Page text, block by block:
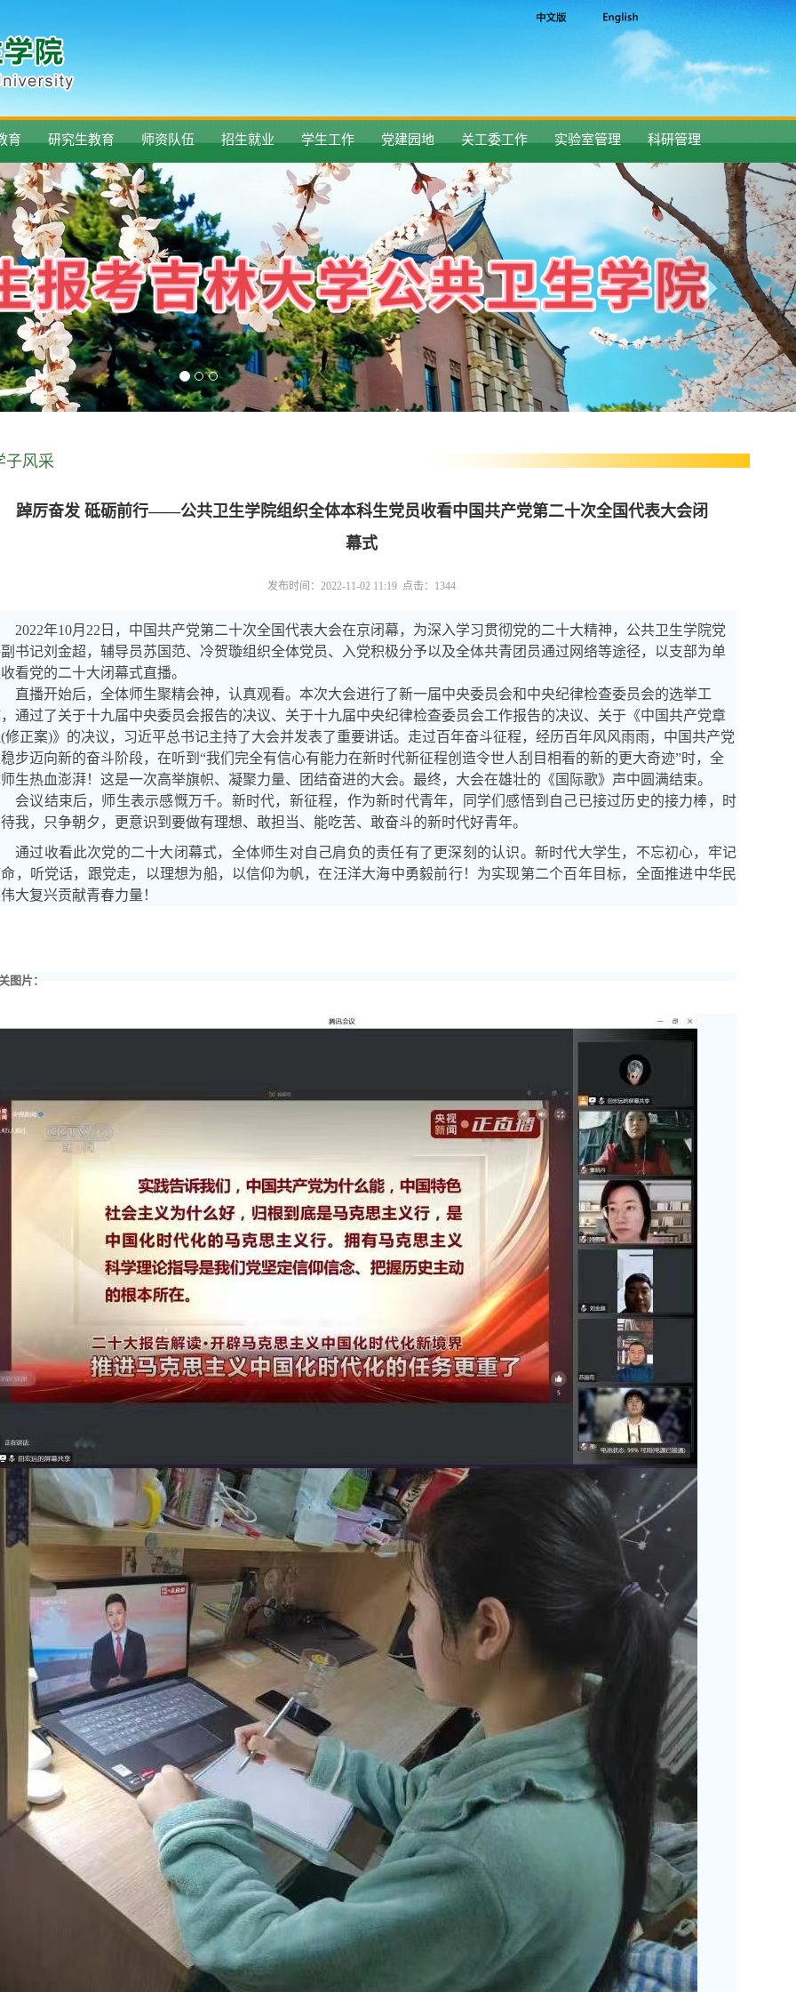
育 研究生教育 师资队伍 招生就业 学生工作 党建园地 关工委工作 实验室管理 科研管理
风采
踔厉奋发 砥砺前行——公共卫生学院组织全体本科生党员收看中国共产党第二十次全国代表大会闭
幕式
发布时间：2022-11-02 11:19 点击： 1344
年10月 22 日，中国共产党第二十次全国代表大会在京闭幕，为深入学习贯彻党的二十大精神，公共卫生学院党
书记刘金超，辅导员苏国范、冷贺璇组织全体党员、入党积极分予以及全体共青团员通过网络等途径，以支部为单
看党的二十大闭幕式直播。
开始后，全体师生聚精会神，认真观看。本次大会进行了新一届中央委员会和中央纪律检查委员会的选举工
通过了关于十九届中央委员会报告的决议、关于十九届中央纪律检查委员会工作报告的决议、关于《中国共产党章
(修正案)》的决议，习近平总书记主持了大会并发表了重要讲话。走过百年奋斗征程，经历百年风风雨雨，中国共产党
步迈向新的奋斗阶段，在听到“我们完全有信心有能力在新时代新征程创造令世人刮目相看的新的更大奇迹”时，全
生热血澎湃！这是一次高举旗帜、凝聚力量、团结奋进的大会。最终，大会在雄壮的《国际歌》声中圆满结束。
会议结束后，师生表示感慨万千。新时代，新征程，作为新时代青年，同学们感悟到自己已接过历史的接力棒，时
我，只争朝夕，更意识到要做有理想、敢担当、能吃苦、敢奋斗的新时代好青年。
通过收看此次党的二十大闭幕式，全体师生对自己肩负的责任有了更深刻的认识。新时代大学生，不忘初心，牢记
，听党话，跟党走，以理想为船，以信仰为帆，在汪洋大海中勇毅前行！为实现第二个百年目标，全面推进中华民
大复兴贡献青春力量！
图片：